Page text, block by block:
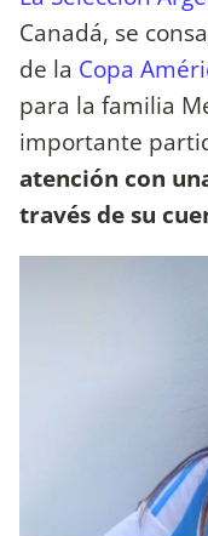
Canadá, se
de la Copa
para la familia
importante
atención con
través de su